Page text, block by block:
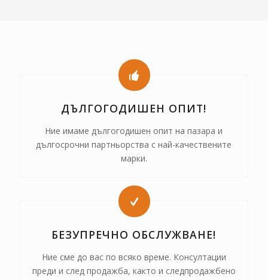
ДЪЛГОГОДИШЕН ОПИТ!
Ние имаме дългогодишен опит на пазара и
дългосрочни партньорства с най-качествените
марки.
БЕЗУПРЕЧНО ОБСЛУЖВАНЕ!
Ние сме до вас по всяко време. Консултации
преди и след продажба, както и следпродажбено